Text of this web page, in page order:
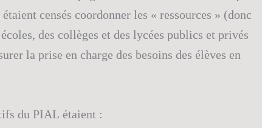
censés coordonner les « ressources » (donc
des collèges et des lycées publics et privés
la prise en charge des besoins des élèves en
du PIAL étaient :